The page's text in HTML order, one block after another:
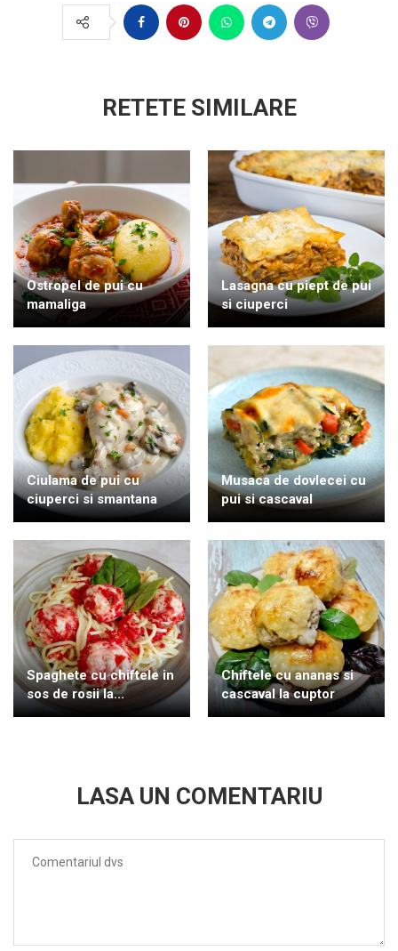
RETETE SIMILARE
Ostropel de pui cu
mamaliga
Lasagna cu piept de pui
si ciuperci
Ciulama de pui cu
ciuperci si smantana
Musaca de dovlecei cu
pui si cascaval
Spaghete cu chiftele in
sos de rosii la...
Chiftele cu ananas si
cascaval la cuptor
LASA UN COMENTARIU